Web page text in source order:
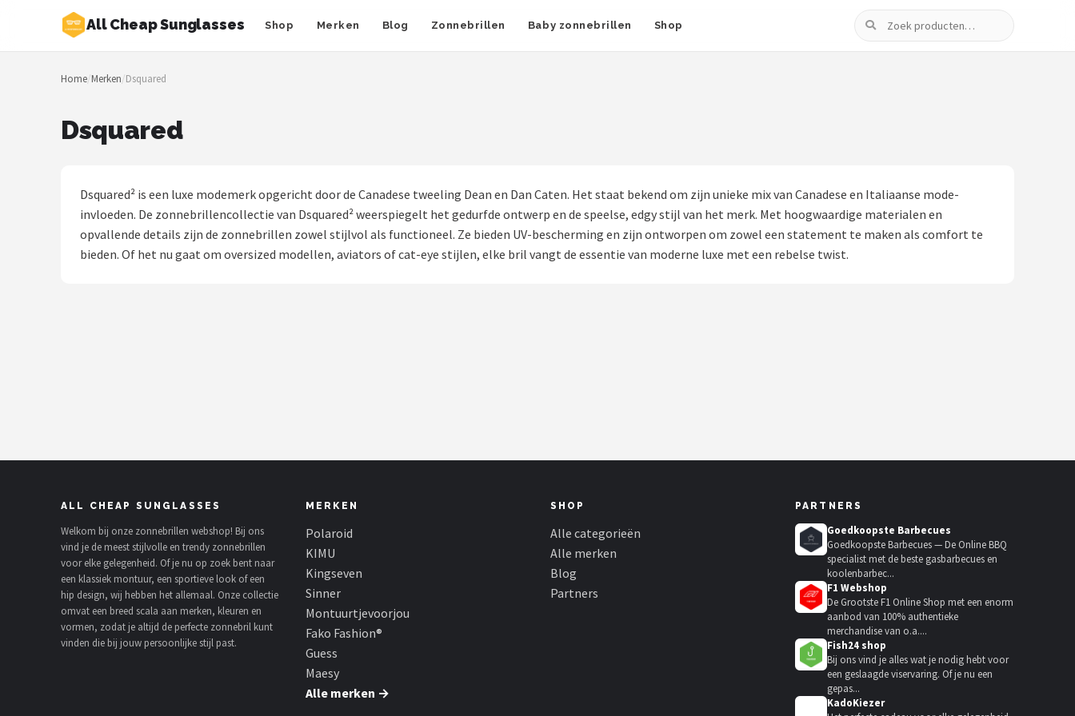
All Cheap Sunglasses Shop Merken Blog Zonnebrillen Baby zonnebrillen Shop
Zoeken
Zoeken
NAVIGATIE
Zonnebrillen
Montuurtjevoorjou
Fako Fashion®
Guess
Maesy
Home/Merken/Dsquared
Dsquared
Dsquared² is een luxe modemerk opgericht door de Canadese tweeling Dean en Dan Caten. Het staat bekend om zijn unieke mix van Canadese en Italiaanse mode-
invloeden. De zonnebrillencollectie van Dsquared² weerspiegelt het gedurfde ontwerp en de speelse, edgy stijl van het merk. Met hoogwaardige materialen en
opvallende details zijn de zonnebrillen zowel stijlvol als functioneel. Ze bieden UV-bescherming en zijn ontworpen om zowel een statement te maken als comfort te
bieden. Of het nu gaat om oversized modellen, aviators of cat-eye stijlen, elke bril vangt de essentie van moderne luxe met een rebelse twist.
ALL CHEAP SUNGLASSES
Welkom bij onze zonnebrillen webshop! Bij ons
vind je de meest stijlvolle en trendy zonnebrillen
voor elke gelegenheid. Of je nu op zoek bent naar
een klassiek montuur, een sportieve look of een
hip design, wij hebben het allemaal. Onze collectie
omvat een breed scala aan merken, kleuren en
vormen, zodat je altijd de perfecte zonnebril kunt
vinden die bij jouw persoonlijke stijl past.
MERKEN
Polaroid
KIMU
Kingseven
Sinner
Montuurtjevoorjou
Fako Fashion®
Guess
Maesy
Alle merken →
SHOP
Alle categorieën
Alle merken
Blog
Partners
PARTNERS
Goedkoopste Barbecues
Goedkoopste Barbecues — De Online BBQ
specialist met de beste gasbarbecues en
koolenbarbec...
F1 Webshop
De Grootste F1 Online Shop met een enorm
aanbod van 100% authentieke
merchandise van o.a....
Fish24 shop
Bij ons vind je alles wat je nodig hebt voor
een geslaagde viservaring. Of je nu een
gepas...
KadoKiezer